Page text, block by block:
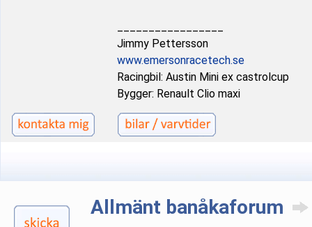
Jimmy Pettersson
www.emersonracetech.se
Racingbil: Austin Mini ex castrolcup
Bygger: Renault Clio maxi
Allmänt banåkaforum